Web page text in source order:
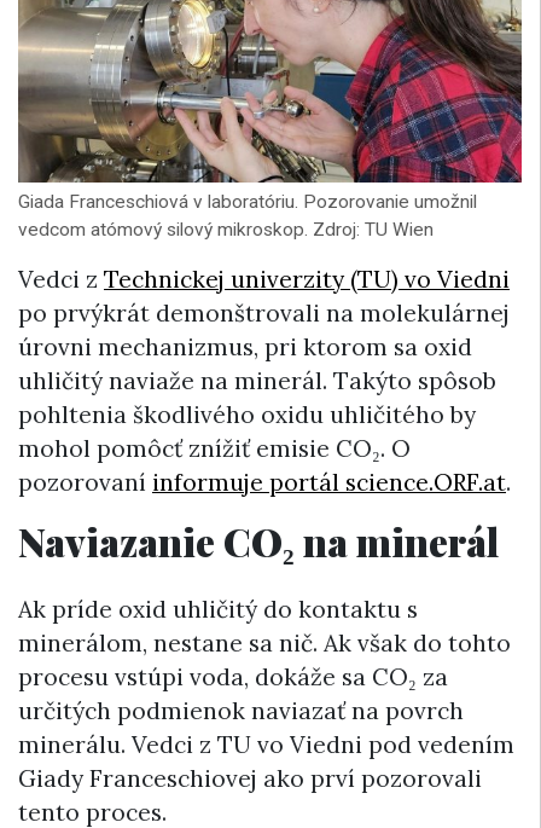
Giada Franceschiová v laboratóriu. Pozorovanie umožnil
vedcom atómový silový mikroskop. Zdroj: TU Wien
Vedci z Technickej univerzity (TU) vo Viedni
po prvýkrát demonštrovali na molekulárnej
úrovni mechanizmus, pri ktorom sa oxid
uhličitý naviaže na minerál. Takýto spôsob
pohltenia škodlivého oxidu uhličitého by
mohol pomôcť znížiť emisie CO₂. O
pozorovaní informuje portál science.ORF.at.
Naviazanie CO₂ na minerál
Ak príde oxid uhličitý do kontaktu s
minerálom, nestane sa nič. Ak však do tohto
procesu vstúpi voda, dokáže sa CO₂ za
určitých podmienok naviazať na povrch
minerálu. Vedci z TU vo Viedni pod vedením
Giady Franceschiovej ako prví pozorovali
tento proces.